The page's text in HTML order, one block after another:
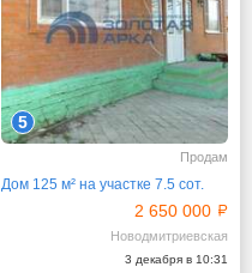
5
Продам
Дом 125 м² на участке 7.5 сот.
2 650 000
Новодмитриевская
3 декабря в 10:31